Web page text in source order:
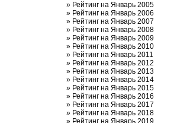
» Рейтинг на Январь 2005
» Рейтинг на Январь 2006
» Рейтинг на Январь 2007
» Рейтинг на Январь 2008
» Рейтинг на Январь 2009
» Рейтинг на Январь 2010
» Рейтинг на Январь 2011
» Рейтинг на Январь 2012
» Рейтинг на Январь 2013
» Рейтинг на Январь 2014
» Рейтинг на Январь 2015
» Рейтинг на Январь 2016
» Рейтинг на Январь 2017
» Рейтинг на Январь 2018
» Рейтинг на Январь 2019